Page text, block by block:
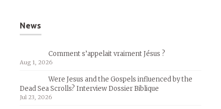
News
Comment s’appelait vraiment Jésus ?
Aug 1, 2026
Were Jesus and the Gospels influenced by the
Dead Sea Scrolls? Interview Dossier Biblique
Jul 23, 2026